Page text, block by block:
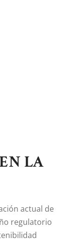
LA
actual de
regulatorio